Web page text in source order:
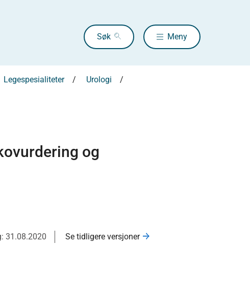
Søk Meny
Legespesialiteter
Urologi
og
31.08.2020 Se tidligere versjoner